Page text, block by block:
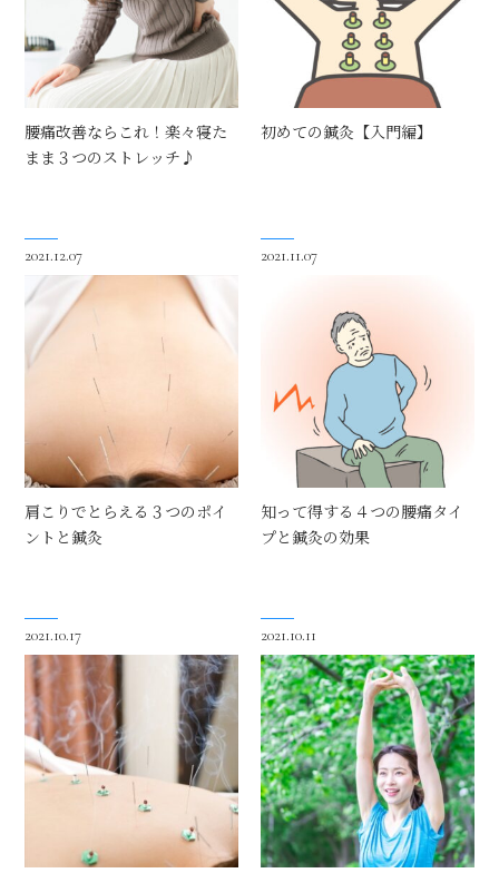
腰痛改善ならこれ！楽々寝た
まま３つのストレッチ♪
初めての鍼灸【入門編】
2021.12.07
肩こりでとらえる３つのポイ
ントと鍼灸
2021.11.07
知って得する４つの腰痛タイ
プと鍼灸の効果
2021.10.17 2021.10.11